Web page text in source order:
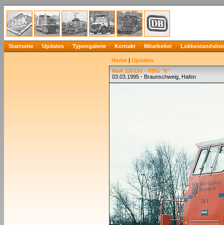
Startseite Updates Typengalerie Kontakt Mitarbeiter
Home | Updates
MaK 220110 - HBG "6"
03.03.1995 - Braunschweig, Hafen